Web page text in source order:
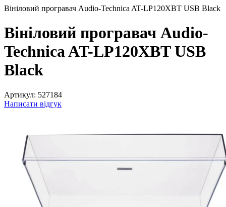
Вініловий програвач Audio-Technica AT-LP120XBT USB Black
Вініловий програвач Audio-
Technica AT-LP120XBT USB
Black
Артикул: 527184
Написати відгук